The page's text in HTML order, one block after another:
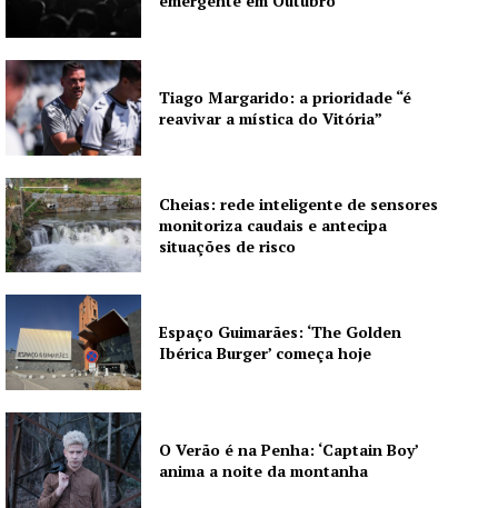
Publicidade
Quero ser Assinante
Tiago Margarido: a prioridade “é
reavivar a mística do Vitória”
Cheias: rede inteligente de sensores
monitoriza caudais e antecipa
situações de risco
Espaço Guimarães: ‘The Golden
Ibérica Burger’ começa hoje
O Verão é na Penha: ‘Captain Boy’
anima a noite da montanha